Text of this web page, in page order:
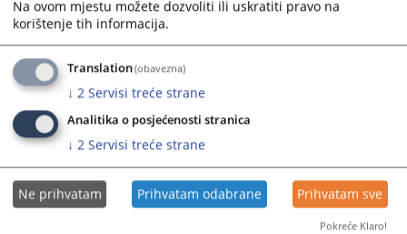
key
to
get
the
keyboard
shortcuts
for
changing
dates.
Press
the
question
mark
key
get
the
keyboard
shortcuts
for
changing
Odaberi...
Odjeljenje
Rezultati pretrage
Na ovom mjestu možete dozvoliti ili uskratiti pravo na
korištenje tih informacija.
Translation(obavezna)
↓ 2 Servisi treće strane
Analitika o posjećenosti stranica
↓ 2 Servisi treće strane
Ne prihvatam Prihvatam odabrane Prihvatam sve
Pokreće Klaro!